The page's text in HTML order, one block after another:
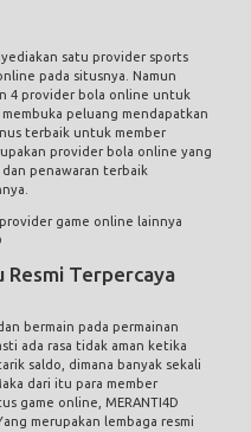
satu provider sports
pada situsnya. Namun
4 provider bola online untuk
peluang mendapatkan
terbaik untuk member
provider bola online yang
penawaran terbaik
game online lainnya
Resmi Terpercaya
bermain pada permainan
ada rasa tidak aman ketika
saldo, dimana banyak sekali
dari itu para member
game online, MERANTI4D
merupakan lembaga resmi